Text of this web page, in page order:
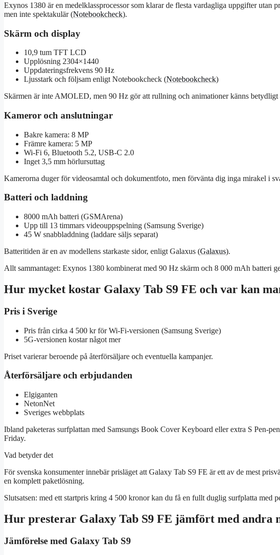
Exynos 1380 är en medelklassprocessor som klarar de flesta vardagliga uppgifter utan
men inte spektakulär (Notebookcheck).
Skärm och display
10,9 tum TFT LCD
Upplösning 2304×1440
Uppdateringsfrekvens 90 Hz
Ljusstark och följsam enligt Notebookcheck (Notebookcheck)
Skärmen är inte AMOLED, men 90 Hz gör att rullning och animationer känns betydligt
Kameror och anslutningar
Bakre kamera: 8 MP
Främre kamera: 5 MP
Wi‑Fi 6, Bluetooth 5.2, USB‑C 2.0
Inget 3,5 mm hörlursuttag
Kamerorna duger för videosamtal och dokumentfoto, men förvänta dig inga mirakel i
Batteri och laddning
8000 mAh batteri (GSMArena)
Upp till 13 timmars videouppspelning (Samsung Sverige)
45 W snabbladdning (laddare säljs separat)
Batteritiden är en av modellens starkaste sidor, enligt Galaxus (Galaxus).
Allt sammantaget: Exynos 1380 kombinerat med 90 Hz skärm och 8 000 mAh batteri
Hur mycket kostar Galaxy Tab S9 FE och var kan
Pris i Sverige
Pris från cirka 4 500 kr för Wi‑Fi-versionen (Samsung Sverige)
5G‑versionen kostar något mer
Priset varierar beroende på återförsäljare och eventuella kampanjer.
Återförsäljare och erbjudanden
Elgiganten
NetonNet
Sveriges webbplats
Ibland paketeras surfplattan med Samsungs Book Cover Keyboard eller extra S Pen-
Friday.
Vad betyder det
För svenska konsumenter innebär prisläget att Galaxy Tab S9 FE är ett av de mest
en komplett paketlösning.
Slutsatsen: med ett startpris kring 4 500 kronor kan du få en fullt duglig surfplatta med
Hur presterar Galaxy Tab S9 FE jämfört med andra
Jämförelse med Galaxy Tab S9